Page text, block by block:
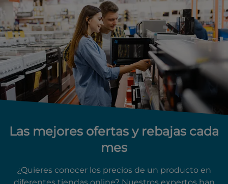
Las mejores ofertas y rebajas cada
mes
¿Quieres conocer los precios de un producto en
diferentes tiendas online? Nuestros expertos han